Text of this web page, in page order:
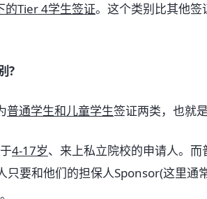
的Tier 4学生签证。这个类别比其他
?
普通学生和儿童学生签证两类，也就是
4-17岁、来上私立院校的申请人。
只要和他们的担保人Sponsor(这里通